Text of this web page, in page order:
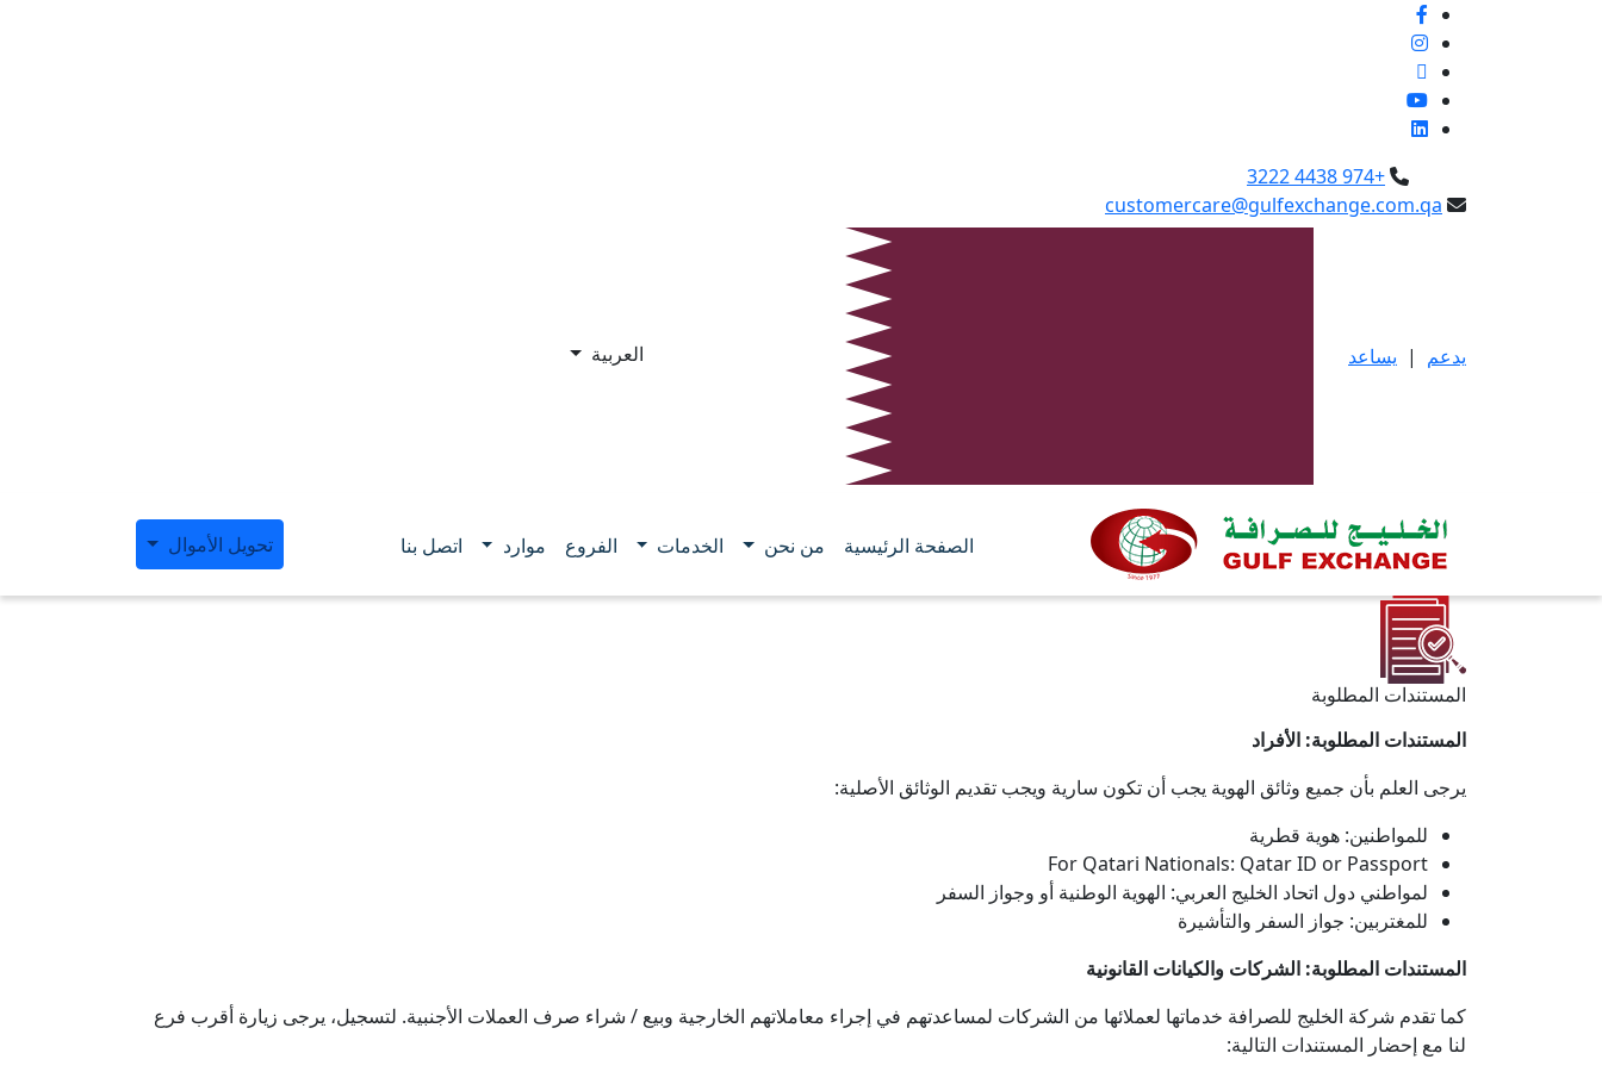
+974 4438 3222
customercare@gulfexchange.com.qa
يدعم | يساعد العربية
الصفحة الرئيسية من نحن الخدمات الفروع موارد اتصل بنا تحويل الأموال
المستندات المطلوبة
المستندات المطلوبة: الأفراد
يرجى العلم بأن جميع وثائق الهوية يجب أن تكون سارية ويجب تقديم الوثائق الأصلية:
للمواطنين: هوية قطرية
For Qatari Nationals: Qatar ID or Passport
لمواطني دول اتحاد الخليج العربي: الهوية الوطنية أو وجواز السفر
للمغتربين: جواز السفر والتأشيرة
المستندات المطلوبة: الشركات والكيانات القانونية
كما تقدم شركة الخليج للصرافة خدماتها لعملائها من الشركات لمساعدتهم في إجراء معاملاتهم الخارجية وبيع / شراء صرف العملات الأجنبية. لتسجيل، يرجى زيارة أقرب فرع
لنا مع إحضار المستندات التالية: